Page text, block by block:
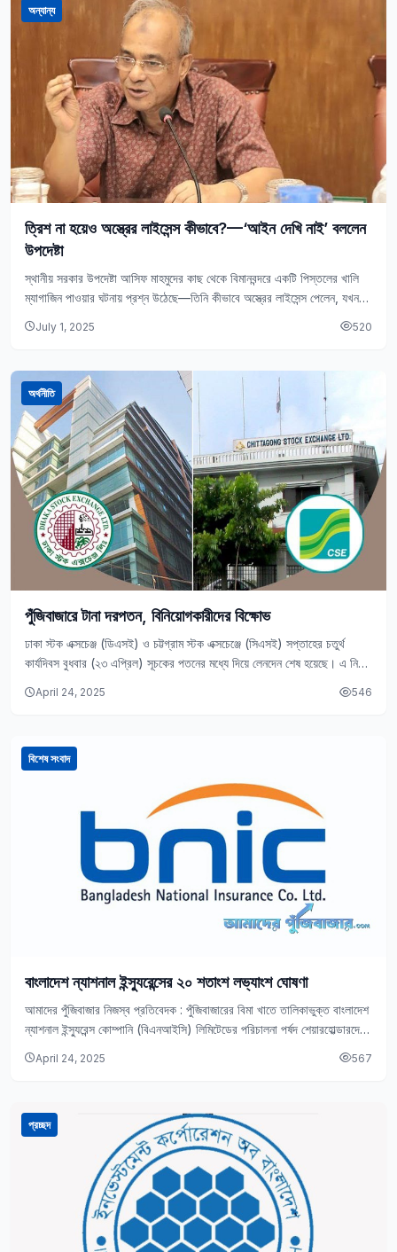
অন্যান্য
ত্রিশ না হয়েও অস্ত্রের লাইসেন্স কীভাবে?—‘আইন দেখি নাই’ বললেন
উপদেষ্টা
স্থানীয় সরকার উপদেষ্টা আসিফ মাহমুদের কাছ থেকে বিমানবন্দরে একটি পিস্তলের খালি
ম্যাগাজিন পাওয়ার ঘটনায় প্রশ্ন উঠেছে—তিনি কীভাবে অস্ত্রের লাইসেন্স পেলেন, যখন
July 1, 2025 520
অর্থনীতি
পুঁজিবাজারে টানা দরপতন, বিনিয়োগকারীদের বিক্ষোভ
ঢাকা স্টক এক্সচেঞ্জ (ডিএসই) ও চট্টগ্রাম স্টক এক্সচেঞ্জে (সিএসই) সপ্তাহের চতুর্থ
কার্যদিবস বুধবার (২৩ এপ্রিল) সূচকের পতনের মধ্যে দিয়ে লেনদেন শেষ হয়েছে। এ নিয়ে
April 24, 2025 546
বিশেষ সংবাদ
বাংলাদেশ ন্যাশনাল ইন্স্যুরেন্সের ২০ শতাংশ লভ্যাংশ ঘোষণা
আমাদের পুঁজিবাজার নিজস্ব প্রতিবেদক : পুঁজিবাজারের বিমা খাতে তালিকাভুক্ত বাংলাদেশ
ন্যাশনাল ইন্স্যুরেন্স কোম্পানি (বিএনআইসি) লিমিটেডের পরিচালনা পর্ষদ শেয়ারহোল্ডারদের
April 24, 2025 567
প্রচ্ছদ